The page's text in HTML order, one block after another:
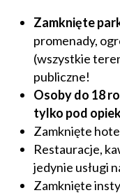
Zamknięte
promenady,
(wszystkie
publiczne!
Osoby do 18
tylko pod
Zamknięte
Restauracje,
jedynie usługi
Zamknięte